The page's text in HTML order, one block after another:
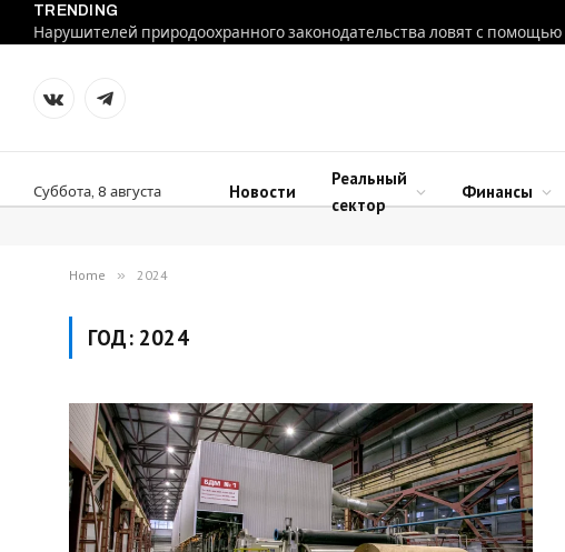
TRENDING
VKontakteTelegram
Суббота, 8 августа Новости
Реальный
сектор
Финансы
Home » 2024
ГОД: 2024